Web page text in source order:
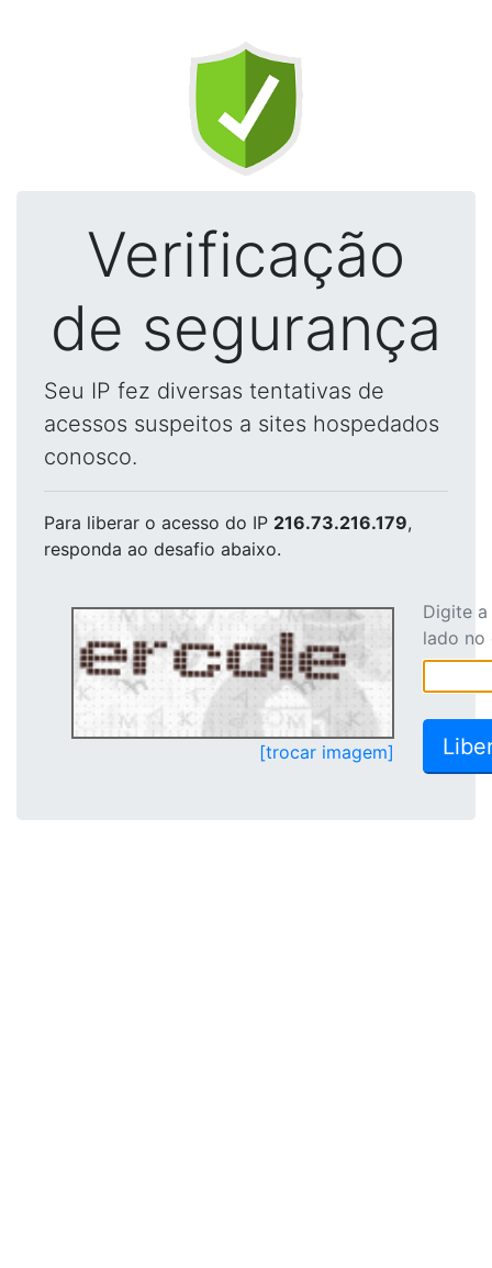
Verificação
de segurança
Seu IP fez diversas tentativas de
acessos suspeitos a sites hospedados
conosco.
Para liberar o acesso do IP 216.73.216.179,
responda ao desafio abaixo.
[trocar imagem]
Digite
lado no